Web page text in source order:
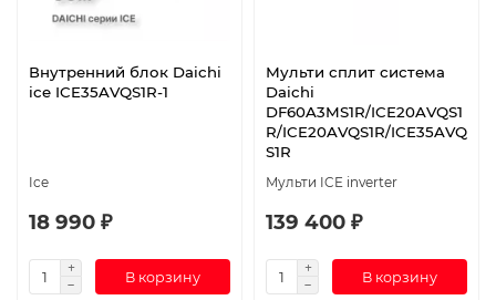
Внутренний блок Daichi
ice ICE35AVQS1R-1
Ice
18 990 ₽
В корзину
Мульти сплит система
Daichi
DF60A3MS1R/ICE20AVQS1
R/ICE20AVQS1R/ICE35AVQ
S1R
Мульти ICE inverter
139 400 ₽
В корзину